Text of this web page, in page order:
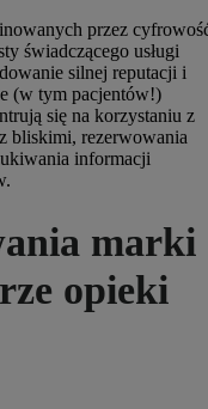
przez
świadczącego usługi
silnej reputacji i
(w tym pacjentów!)
się na korzystaniu z
bliskimi, rezerwowania
informacji
marki
opieki